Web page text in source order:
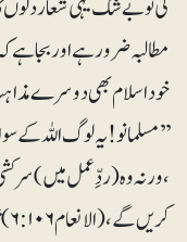
مطالبہ ضرور ہے اور بجا ہے
خود اسلام بھی دوسرے
’’مسلمانو!یہ لوگ اللہ کے
،ورنہ وہ (ردِّعمل میں)سرکشی
کریں گے ،(الانعام۶:۱۰۶)‘‘۔